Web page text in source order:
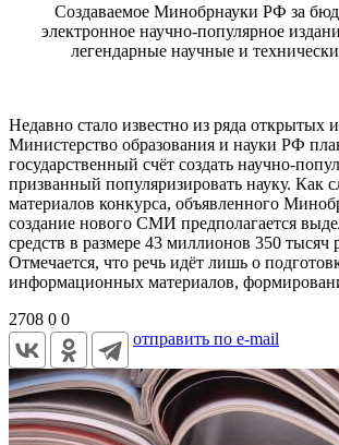
Создаваемое Минобрнауки РФ за
электронное научно-популярное
легендарные научные и
Недавно стало известно из ряда открытых
Министерство образования и науки РФ
государственный счёт создать научно-
призванный популяризировать науку. Как
материалов конкурса, объявленного
создание нового СМИ предполагается
средств в размере 43 миллионов 350 тысяч
Отмечается, что речь идёт лишь о
информационных материалов,
2708 0 0
отправить по e-mail